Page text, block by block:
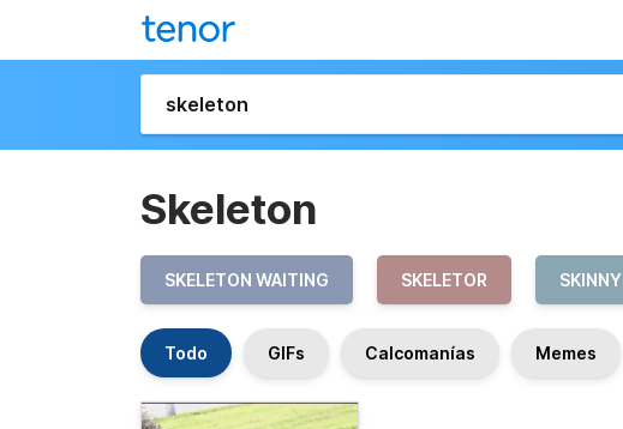
Skeleton
SKELETON WAITING SKELETOR SKINNY
Todo GIFs Calcomanías Memes